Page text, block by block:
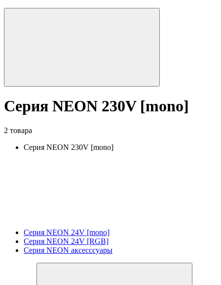
Серия NEON 230V [mono]
2 товара
Серия NEON 230V [mono]
Серия NEON 24V [mono]
Серия NEON 24V [RGB]
Серия NEON аксесссуары